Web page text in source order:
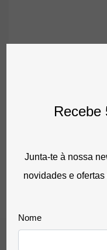
4,50 € sem IVA